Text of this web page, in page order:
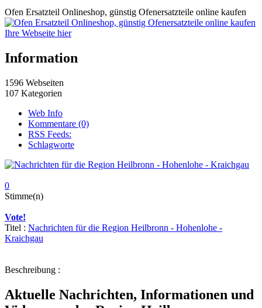
Ofen Ersatzteil Onlineshop, günstig Ofenersatzteile online kaufen
Ihre Webseite hier
Information
1596 Webseiten
107 Kategorien
Web Info
Kommentare (0)
RSS Feeds:
Schlagworte
0
Stimme(n)
Vote!
Titel : Nachrichten für die Region Heilbronn - Hohenlohe -
Kraichgau
Beschreibung :
Aktuelle Nachrichten, Informationen und